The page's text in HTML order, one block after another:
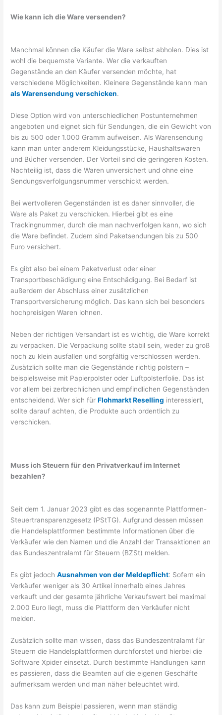
Wie kann ich die Ware versenden?
Manchmal können die Käufer die Ware selbst abholen. Dies ist
wohl die bequemste Variante. Wer die verkauften
Gegenstände an den Käufer versenden möchte, hat
verschiedene Möglichkeiten. Kleinere Gegenstände kann man
als Warensendung verschicken.
Diese Option wird von unterschiedlichen Postunternehmen
angeboten und eignet sich für Sendungen, die ein Gewicht von
bis zu 500 oder 1.000 Gramm aufweisen. Als Warensendung
kann man unter anderem Kleidungsstücke, Haushaltswaren
und Bücher versenden. Der Vorteil sind die geringeren Kosten.
Nachteilig ist, dass die Waren unversichert und ohne eine
Sendungsverfolgungsnummer verschickt werden.
Bei wertvolleren Gegenständen ist es daher sinnvoller, die
Ware als Paket zu verschicken. Hierbei gibt es eine
Trackingnummer, durch die man nachverfolgen kann, wo sich
die Ware befindet. Zudem sind Paketsendungen bis zu 500
Euro versichert.
Es gibt also bei einem Paketverlust oder einer
Transportbeschädigung eine Entschädigung. Bei Bedarf ist
außerdem der Abschluss einer zusätzlichen
Transportversicherung möglich. Das kann sich bei besonders
hochpreisigen Waren lohnen.
Neben der richtigen Versandart ist es wichtig, die Ware korrekt
zu verpacken. Die Verpackung sollte stabil sein, weder zu groß
noch zu klein ausfallen und sorgfältig verschlossen werden.
Zusätzlich sollte man die Gegenstände richtig polstern –
beispielsweise mit Papierpolster oder Luftpolsterfolie. Das ist
vor allem bei zerbrechlichen und empfindlichen Gegenständen
entscheidend. Wer sich fürFlohmarkt Reselling interessiert,
sollte darauf achten, die Produkte auch ordentlich zu
verschicken.
Muss ich Steuern für den Privatverkauf im Internet
bezahlen?
Seit dem 1. Januar 2023 gibt es das sogenannte Plattformen-
Steuertransparenzgesetz (PStTG). Aufgrund dessen müssen
die Handelsplattformen bestimmte Informationen über die
Verkäufer wie den Namen und die Anzahl der Transaktionen an
das Bundeszentralamt für Steuern (BZSt) melden.
Es gibt jedochAusnahmen von der Meldepflicht: Sofern ein
Verkäufer weniger als 30 Artikel innerhalb eines Jahres
verkauft und der gesamte jährliche Verkaufswert bei maximal
2.000 Euro liegt, muss die Plattform den Verkäufer nicht
melden.
Zusätzlich sollte man wissen, dass das Bundeszentralamt für
Steuern die Handelsplattformen durchforstet und hierbei die
Software Xpider einsetzt. Durch bestimmte Handlungen kann
es passieren, dass die Beamten auf die eigenen Geschäfte
aufmerksam werden und man näher beleuchtet wird.
Das kann zum Beispiel passieren, wenn man ständig